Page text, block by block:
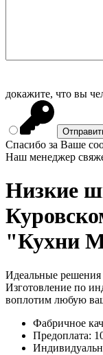
докажите, что вы
Спасибо за Ваше
Наш менеджер
Низкие
"Кухни
Идеальные
Изготовление по
воплотим любую
Фабричное
Предоплата: